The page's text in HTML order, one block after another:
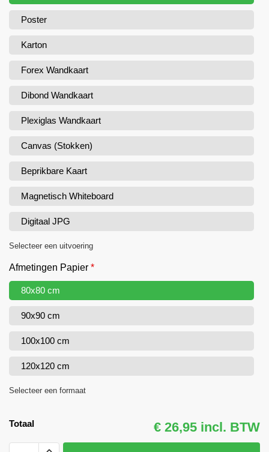
Poster
Karton
Forex Wandkaart
Dibond Wandkaart
Plexiglas Wandkaart
Canvas (Stokken)
Beprikbare Kaart
Magnetisch Whiteboard
Digitaal JPG
Selecteer een uitvoering
Afmetingen Papier *
80x80 cm
90x90 cm
100x100 cm
120x120 cm
Selecteer een formaat
Totaal € 26,95 incl. BTW